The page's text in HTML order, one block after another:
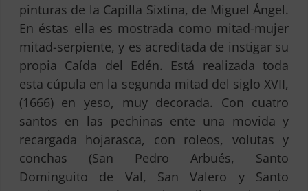
pinturas de la Capilla Sixtina, de Miguel Ángel.
En éstas ella es mostrada como mitad-mujer
mitad-serpiente, y es acreditada de instigar su
propia Caída del Edén. Está realizada toda
esta cúpula en la segunda mitad del siglo XVII,
(1666) en yeso, muy decorada. Con cuatro
santos en las pechinas ente una movida y
recargada hojarasca, con roleos, volutas y
conchas (San Pedro Arbués, Santo
Dominguito de Val, San Valero y Santo